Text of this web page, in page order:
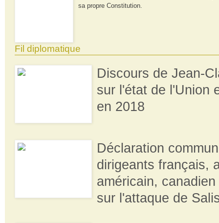
sa propre Constitution.
Fil diplomatique
Discours de Jean-
sur l'état de l'Union
en 2018
Déclaration
dirigeants français,
américain,
sur l'attaque de